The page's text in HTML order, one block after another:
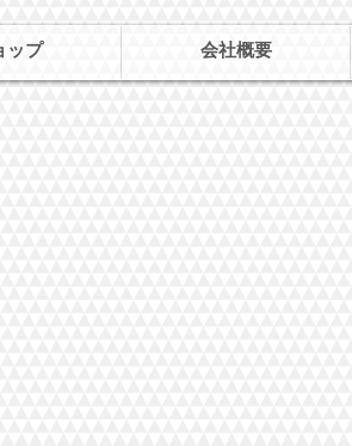
ップ 会社概要